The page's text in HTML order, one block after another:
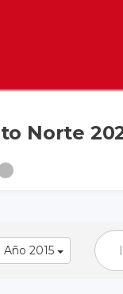
Norte
Año 2015